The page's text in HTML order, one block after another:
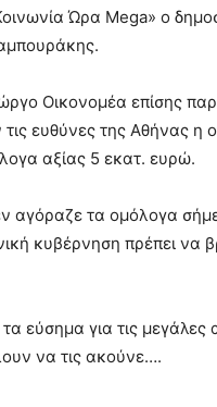
Ώρα Mega» ο
Οικονομέα επίσης
ευθύνες της Αθήνας η
αξίας 5 εκατ. ευρώ.
αγόραζε τα ομόλογα
κυβέρνηση πρέπει να
εύσημα για τις μεγάλες
να τις ακούνε….